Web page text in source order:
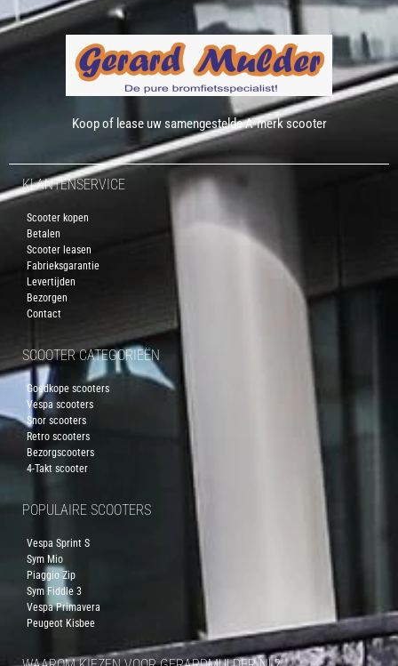
Koop of lease uw samengestelde A-merk scooter
KLANTENSERVICE
Scooter kopen
Betalen
Scooter leasen
Fabrieksgarantie
Levertijden
Bezorgen
Contact
SCOOTER CATEGORIEËN
Goedkope scooters
Vespa scooters
Snor scooters
Retro scooters
Bezorgscooters
4-Takt scooter
POPULAIRE SCOOTERS
Vespa Sprint S
Sym Mio
Piaggio Zip
Sym Fiddle 3
Vespa Primavera
Peugeot Kisbee